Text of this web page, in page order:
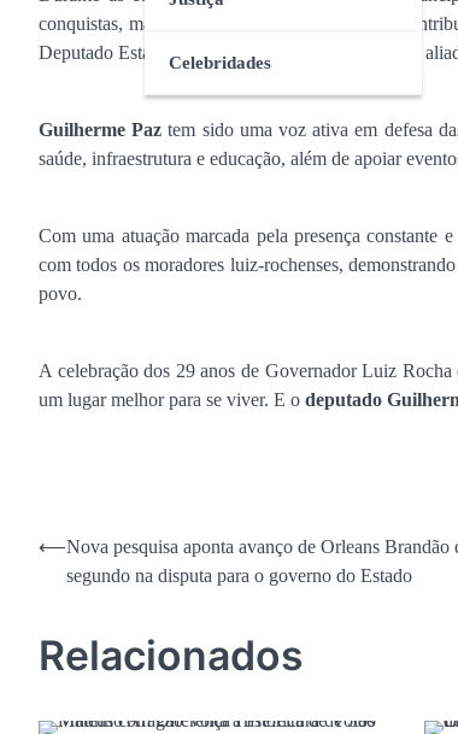
Celebridades
conquistas, mas também as parcerias que vêm
Deputado Estadual Guilherme Paz, um verdadeiro
Guilherme Paz tem sido uma voz ativa em defesa
saúde, infraestrutura e educação, além de apoiar
Com uma atuação marcada pela presença
com todos os moradores luiz-rochenses,
povo.
A celebração dos 29 anos de Governador Luiz
um lugar melhor para se viver. E o deputado
Navegação
⟵Nova pesquisa aponta avanço de Orleans Brandão
segundo na disputa para o governo do Estado
Relacionados